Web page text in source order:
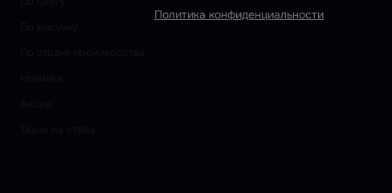
Политика конфиденциальности